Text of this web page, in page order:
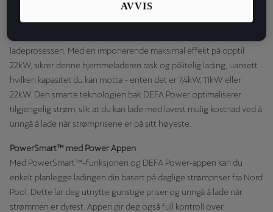
Maksimal effekt og smart lading
ladeprosessen. Med en imponerende maksimal effekt på opptil
22kW, sikrer denne hjemmeladeren rask og pålitelig lading, uansett
hvilken kapasitet du kan motta - enten det er 7,4kW, 11kW eller
22kW. Den smarte teknologien bak DEFA Power optimaliserer
tilgjengelig strøm, slik at du kan lade med lavest mulig kostnad ved å
unngå å lade når strømprisene er på sitt høyeste.
PowerSmart™ med Power Appen
Med PowerSmart™-funksjonen og DEFA Power-appen kan du
enkelt planlegge ladingen din basert på daglige strømpriser fra Nord
Pool. Dette lar deg utnytte gunstige priser og unngå å lade når
strømmen er dyrest. Appen gir deg også full kontroll over
AVVIS